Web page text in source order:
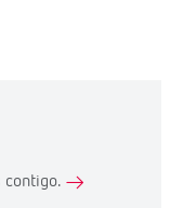
contigo.